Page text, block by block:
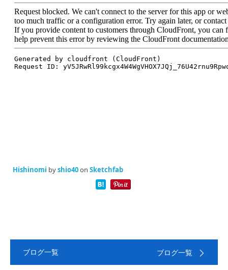
Hishinomi byshio40on Sketchfab
ブログ一覧 ブログ一覧